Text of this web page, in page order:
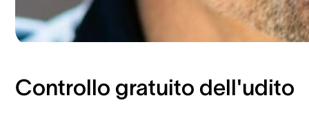
Controllo gratuito dell'udito